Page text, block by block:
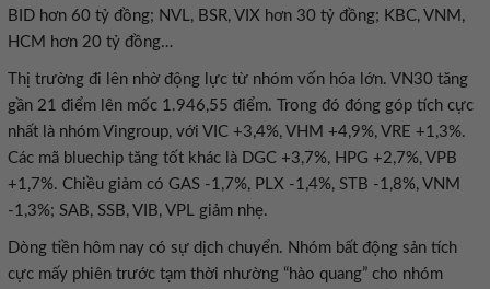
BID hơn 60 tỷ đồng; NVL, BSR, VIX hơn 30 tỷ đồng; KBC, VNM,
HCM hơn 20 tỷ đồng…
Thị trường đi lên nhờ động lực từ nhóm vốn hóa lớn. VN30 tăng
gần 21 điểm lên mốc 1.946,55 điểm. Trong đó đóng góp tích cực
nhất là nhóm Vingroup, với VIC +3,4%, VHM +4,9%, VRE +1,3%.
Các mã bluechip tăng tốt khác là DGC +3,7%, HPG +2,7%, VPB
+1,7%. Chiều giảm có GAS -1,7%, PLX -1,4%, STB -1,8%, VNM
-1,3%; SAB, SSB, VIB, VPL giảm nhẹ.
Dòng tiền hôm nay có sự dịch chuyển. Nhóm bất động sản tích
cực mấy phiên trước tạm thời nhường “hào quang” cho nhóm